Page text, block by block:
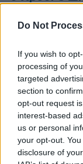
Do Not
If you wish to
processing of
targeted
section to
opt-out request
interest-based
us or personal
your opt-out.
disclosure of
Με άλμα
δήλωσε ο
ΑΛΛΑ #TAGS
Δημήτρης
ειδήσεις